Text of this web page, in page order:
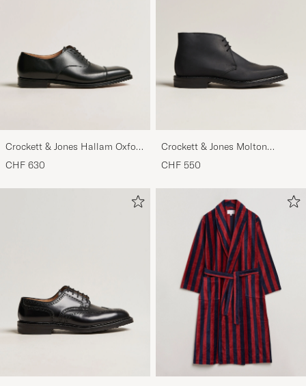
Crockett & Jones Hallam Oxford
Black Calf
CHF 630
Crockett & Jones Molton
Chukka Black Rough-Out Suede
CHF 550